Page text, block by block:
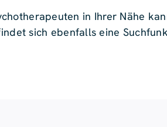
in Ihrer Nähe
sich ebenfalls eine